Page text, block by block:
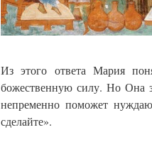
Из этого ответа Мария
божественную силу. Но Она
непременно поможет
сделайте».